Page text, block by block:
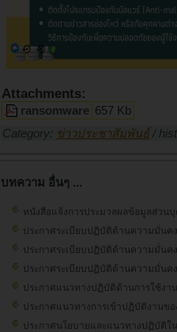
Attachments:
ransomware 657 Kb
Category: ข่าวประชาสัมพันธ์ /
บทความ อื่นๆ ...
หนังสือแจ้งการประมวลผลข้อมูลส่วน
ประกาศระเบียบปฏิบัติด้านความมั่น
ประกาศระเบียบปฏิบัติด้านความมั่นค
ประกาศระเบียบปฏิบัติด้านความมั่นค
ประกาศแนวทางปฏิบัติด้านการใช้งาน
ประกาศแนวทางการเข้าปฏิบัติงานข
ประกาศนโยบายและแนวทางปฏิบัติใ